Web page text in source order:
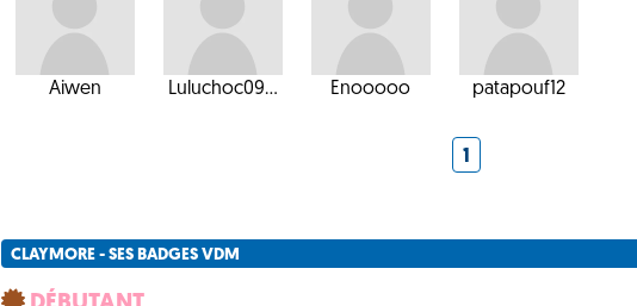
Aiwen Luluchoc09... Enooooo patapouf12
1
CLAYMORE - SES BADGES VDM